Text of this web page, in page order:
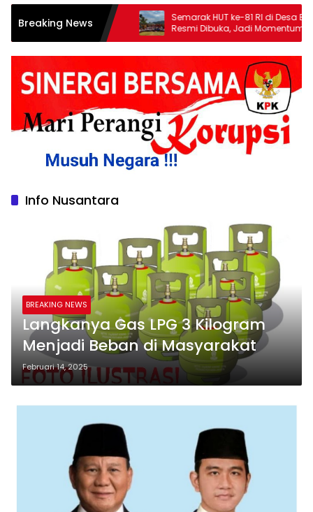
Breaking News
Tinjau
Berlanjut di
‎Semarak HUT ke-81 RI di Desa Bukit Baru
Resmi Dibuka, Jadi Momentum
Kolaborasi Masyarakat dan Pemuda
Info Nusantara
BREAKING NEWS
Langkanya Gas LPG 3 Kilogram
Menjadi Beban di Masyarakat
Februari 14, 2025